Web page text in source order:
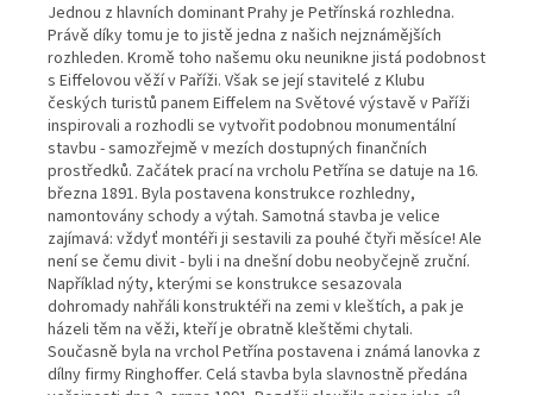
Jednou z hlavních dominant Prahy je Petřínská rozhledna.
Právě díky tomu je to jistě jedna z našich nejznámějších
rozhleden. Kromě toho našemu oku neunikne jistá podobnost
s Eiffelovou věží v Paříži. Však se její stavitelé z Klubu
českých turistů panem Eiffelem na Světové výstavě v Paříži
inspirovali a rozhodli se vytvořit podobnou monumentální
stavbu - samozřejmě v mezích dostupných finančních
prostředků. Začátek prací na vrcholu Petřína se datuje na 16.
března 1891. Byla postavena konstrukce rozhledny,
namontovány schody a výtah. Samotná stavba je velice
zajímavá: vždyť montéři ji sestavili za pouhé čtyři měsíce! Ale
není se čemu divit - byli i na dnešní dobu neobyčejně zruční.
Například nýty, kterými se konstrukce sesazovala
dohromady nahřáli konstruktéři na zemi v kleštích, a pak je
házeli těm na věži, kteří je obratně kleštěmi chytali.
Současně byla na vrchol Petřína postavena i známá lanovka z
dílny firmy Ringhoffer. Celá stavba byla slavnostně předána